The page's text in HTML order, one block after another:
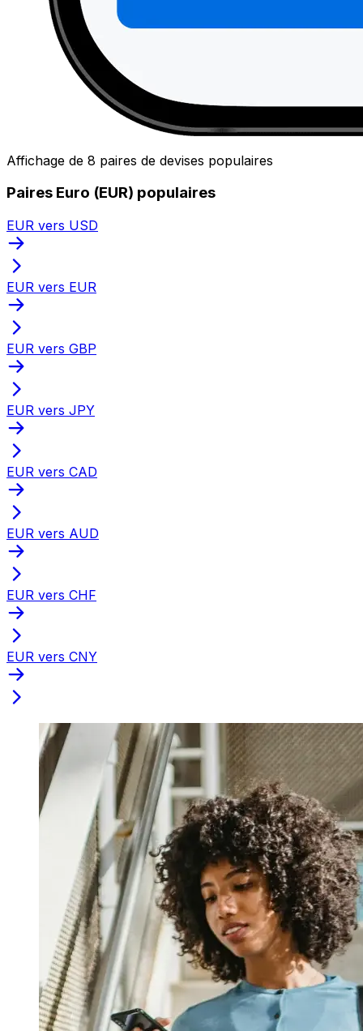
Affichage de 8 paires de devises populaires
Paires Euro (EUR) populaires
EUR vers USD
EUR vers EUR
EUR vers GBP
EUR vers JPY
EUR vers CAD
EUR vers AUD
EUR vers CHF
EUR vers CNY